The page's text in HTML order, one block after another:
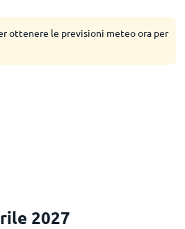
ottenere le previsioni meteo ora per
2027